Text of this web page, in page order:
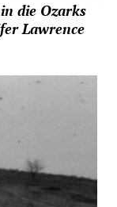
die Ozarks
Lawrence